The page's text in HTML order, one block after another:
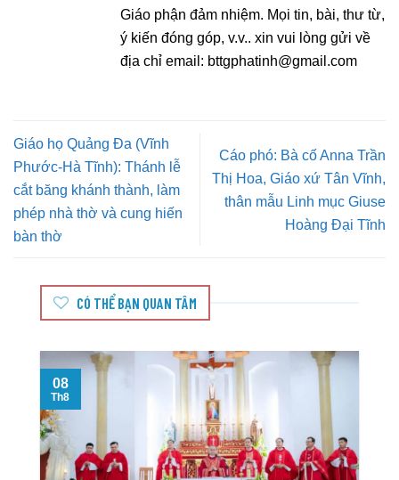
Giáo phận đảm nhiệm. Mọi tin, bài, thư từ,
ý kiến đóng góp, v.v.. xin vui lòng gửi về
địa chỉ email: bttgphatinh@gmail.com
Giáo họ Quảng Đa (Vĩnh
Phước-Hà Tĩnh): Thánh lễ
cắt băng khánh thành, làm
phép nhà thờ và cung hiến
bàn thờ
Cáo phó: Bà cố Anna Trần
Thị Hoa, Giáo xứ Tân Vĩnh,
thân mẫu Linh mục Giuse
Hoàng Đại Tĩnh
CÓ THỂ BẠN QUAN TÂM
08
Th8